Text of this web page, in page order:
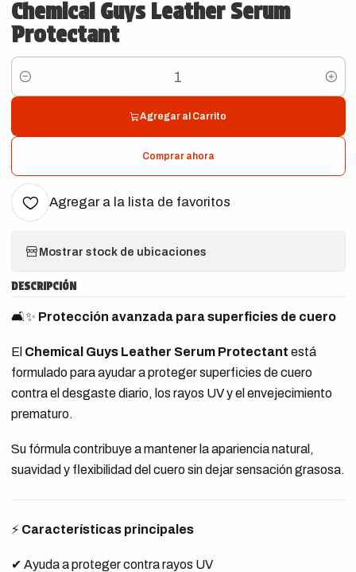
Chemical Guys Leather Serum
Protectant
Cantidad
Agregar al Carrito
Comprar ahora
Agregar a la lista de favoritos
Mostrar stock de ubicaciones
DESCRIPCIÓN
🛋️✨ Protección avanzada para superficies de cuero
El Chemical Guys Leather Serum Protectant está
formulado para ayudar a proteger superficies de cuero
contra el desgaste diario, los rayos UV y el envejecimiento
prematuro.
Su fórmula contribuye a mantener la apariencia natural,
suavidad y flexibilidad del cuero sin dejar sensación grasosa.
⚡ Características principales
✔ Ayuda a proteger contra rayos UV